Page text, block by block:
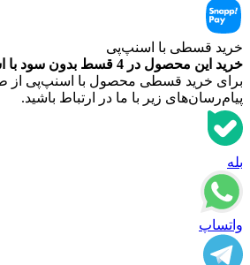
خرید قسطی با اسنپ‌‌پی
خرید این محصول در 4 قسط بدون سود با اسنپ‌‌پی
برای خرید قسطی محصول با اسنپ‌‌پی از
پیام‌رسان‌های زیر با ما در ارتباط باشید.
بله
واتساپ